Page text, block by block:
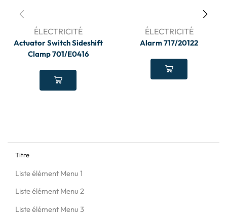
ÉLECTRICITÉ
Actuator Switch Sideshift
Clamp 701/E0416
ÉLECTRICITÉ
Alarm 717/20122
Titre
Liste élément Menu 1
Liste élément Menu 2
Liste élément Menu 3